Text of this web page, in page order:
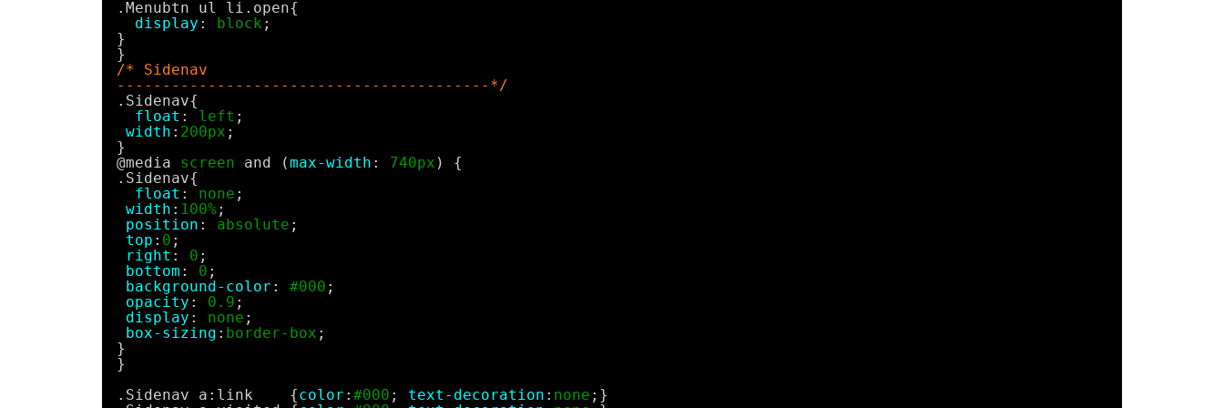
.Menubtn ul li.open{
display : block ;
}
}
/* Sidenav
-----------------------------------------*/
.Sidenav{
float : left ;
width : 200px ;
}
@media screen and (max-width : 740px ) {
.Sidenav{
float : none ;
width : 100%;
position : absolute ;
top : 0 ;
right : 0 ;
bottom : 0 ;
background-color : #000 ;
opacity : 0.9 ;
display : none ;
box-sizing : border-box ;
}
}
.Sidenav a:link    {color : #000 ; text-decoration : none ;}